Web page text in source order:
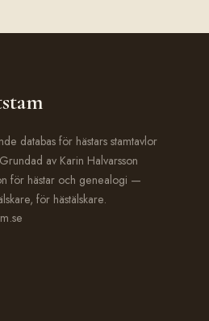
databas för hästars stamtavlor
av Karin Halvarsson
för hästar och genealogi —
för hästälskare.